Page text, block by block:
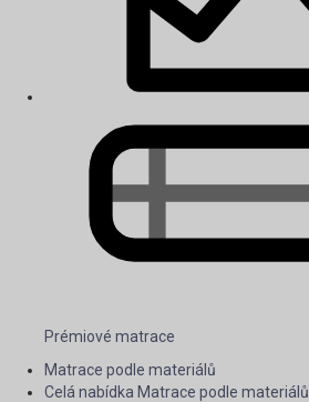
Prémiové matrace
Matrace podle materiálů
Celá nabídka Matrace podle materiálů